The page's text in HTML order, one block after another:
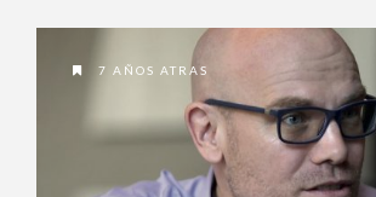
7 AÑOS ATRAS